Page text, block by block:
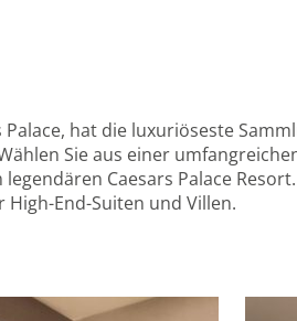
hat die luxuriöseste
Sie aus einer
Caesars Palace
End-Suiten und Villen.